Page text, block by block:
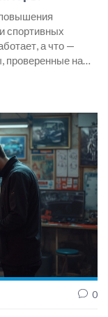
спортивных
а что —
проверенные на
нюансы.
о дорогих
0